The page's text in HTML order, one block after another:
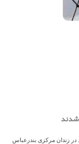
شدند
زندان بم، دو مرد در زندان مرکزی بندرعباس